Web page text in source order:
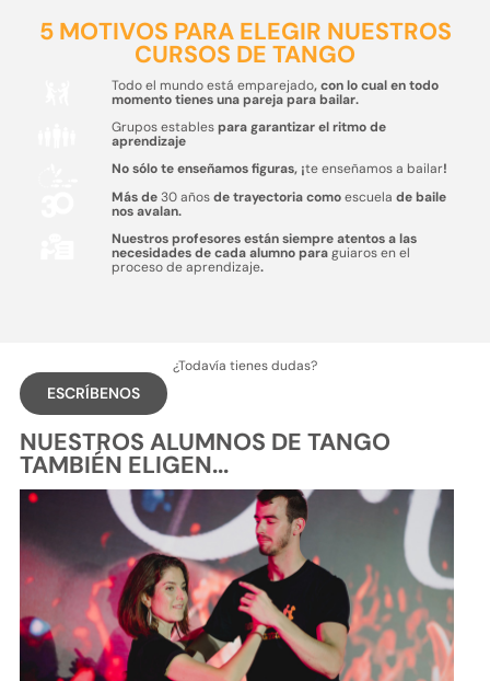
5 MOTIVOS PARA ELEGIR NUESTROS
CURSOS DE TANGO
Todo el mundo está emparejado, con lo cual en todo
momento tienes una pareja para bailar.
Grupos establespara garantizar el ritmo de
aprendizaje
No sólo te enseñamos figuras, ¡te enseñamos a bailar!
Más de30 añosde trayectoria comoescuela de baile
nos avalan.
Nuestros profesores están siempre atentos a las
necesidades de cada alumno paraguiaros en el
proceso de aprendizaje.
¿Todavía tienes dudas?
ESCRÍBENOS
NUESTROS ALUMNOS DE TANGO
TAMBIÉN ELIGEN...